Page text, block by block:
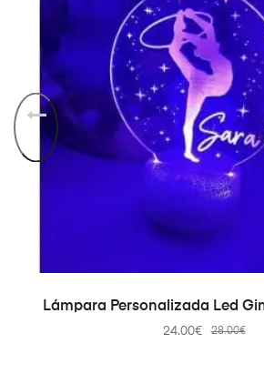
SELECT OPTIONS
Lámpara Personalizada Led
28.00€
24.00€